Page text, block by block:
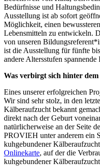
Bedürfnisse und
Ausstellung ist ab sofort
Möglichkeit, einen
Lebensmitteln zu entwickeln.
von unseren
ist die Ausstellung für fünfte
andere Altersstufen
Was verbirgt sich hinter
Eines unserer erfolgreichen
Wir sind sehr stolz, in den
Kälberaufzucht bekannt
direkt nach der Geburt
natürlicherweise an der Seite
PROVIEH unter anderem ein
kuhgebundener
Onlinekarte, auf der die
kuhgebundener